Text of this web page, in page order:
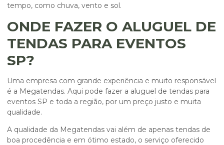
tempo, como chuva, vento e sol.
ONDE FAZER O ALUGUEL DE
TENDAS PARA EVENTOS
SP?
Uma empresa com grande experiência e muito responsável
é a Megatendas. Aqui pode fazer a aluguel de tendas para
eventos SP e toda a região, por um preço justo e muita
qualidade.
A qualidade da Megatendas vai além de apenas tendas de
boa procedência e em ótimo estado, o serviço oferecido